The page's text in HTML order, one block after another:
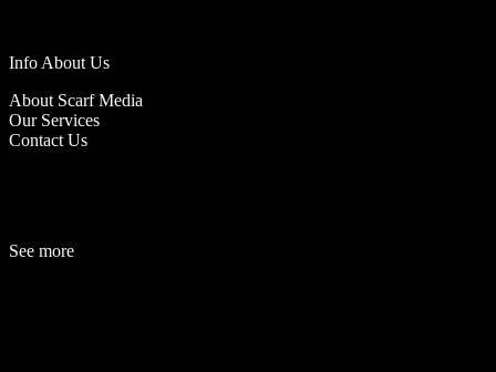
Info About Us
About Scarf Media
Our Services
Contact Us
See more